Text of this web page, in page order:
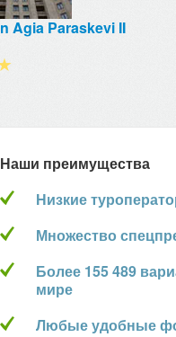
Agia Paraskevi II
Наши преимущества
Низкие
Множество
Более 155 489
мире
Любые удобные